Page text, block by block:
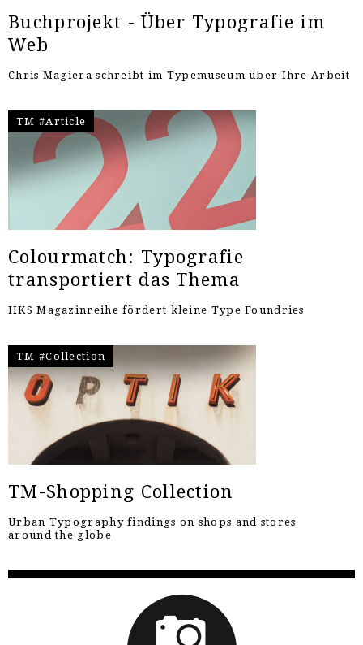
Buchprojekt - Über Typografie im
Web
Chris Magiera schreibt im Typemuseum über Ihre Arbeit
TM #Article
Colourmatch: Typografie
transportiert das Thema
HKS Magazinreihe fördert kleine Type Foundries
TM #Collection
TM-Shopping Collection
Urban Typography findings on shops and stores
around the globe